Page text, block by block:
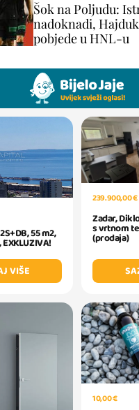
Šok na Poljudu:
nadoknadi,
pobjede u HNL-u
55 m2,
EXKLUZIVA!
VIŠE
239.900,00 €
Zadar,
s vrtnom
(prodaja)
10,00 €